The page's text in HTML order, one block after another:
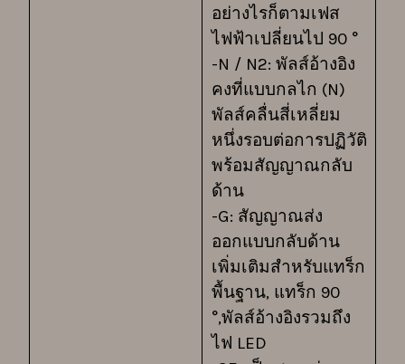
อย่างไรก็ตามเฟส
ไฟฟ้าเปลี่ยนไป 90 °
-N / N2: พัลส์อ้างอิง
คงที่แบบกลไก (N)
พัลส์คลื่นสี่เหลี่ยม
หนึ่งรอบต่อการปฏิวัติ
พร้อมสัญญาณกลับ
ด้าน
-G: สัญญาณส่ง
ออกแบบกลับด้าน
เพิ่มเติมสำหรับแทร็ก
พื้นฐาน, แทร็ก 90
°,พัลส์อ้างอิงรวมถึง
ไฟ LED